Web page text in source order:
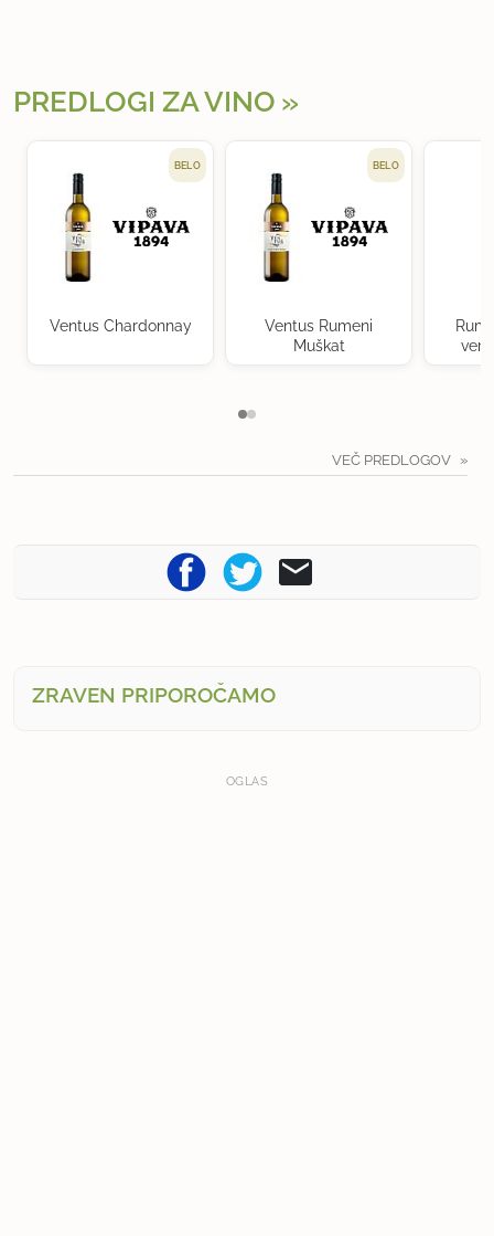
PREDLOGI ZA VINO
BELO
Ventus Chardonnay
BELO
Ventus Rumeni
Muškat
VEČ PREDLOGOV
ZRAVEN PRIPOROČAMO
OGLAS